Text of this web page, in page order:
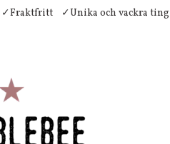
✓Fraktfritt ✓Unika och vackra ting